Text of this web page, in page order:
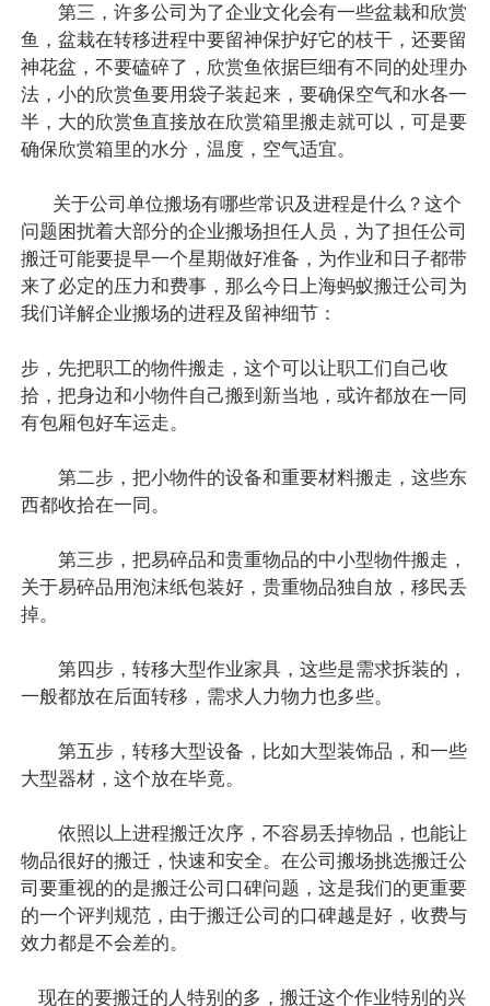
第三，许多公司为了企业文化会有一些盆栽和欣赏
鱼，盆栽在转移进程中要留神保护好它的枝干，还要留
神花盆，不要磕碎了，欣赏鱼依据巨细有不同的处理办
法，小的欣赏鱼要用袋子装起来，要确保空气和水各一
半，大的欣赏鱼直接放在欣赏箱里搬走就可以，可是要
确保欣赏箱里的水分，温度，空气适宜。
关于公司单位搬场有哪些常识及进程是什么？这个
问题困扰着大部分的企业搬场担任人员，为了担任公司
搬迁可能要提早一个星期做好准备，为作业和日子都带
来了必定的压力和费事，那么今日上海蚂蚁搬迁公司为
我们详解企业搬场的进程及留神细节：
步，先把职工的物件搬走，这个可以让职工们自己收
拾，把身边和小物件自己搬到新当地，或许都放在一同
有包厢包好车运走。
第二步，把小物件的设备和重要材料搬走，这些东
西都收拾在一同。
第三步，把易碎品和贵重物品的中小型物件搬走，
关于易碎品用泡沫纸包装好，贵重物品独自放，移民丢
掉。
第四步，转移大型作业家具，这些是需求拆装的，
一般都放在后面转移，需求人力物力也多些。
第五步，转移大型设备，比如大型装饰品，和一些
大型器材，这个放在毕竟。
依照以上进程搬迁次序，不容易丢掉物品，也能让
物品很好的搬迁，快速和安全。在公司搬场挑选搬迁公
司要重视的的是搬迁公司口碑问题，这是我们的更重要
的一个评判规范，由于搬迁公司的口碑越是好，收费与
效力都是不会差的。
现在的要搬迁的人特别的多，搬迁这个作业特别的兴